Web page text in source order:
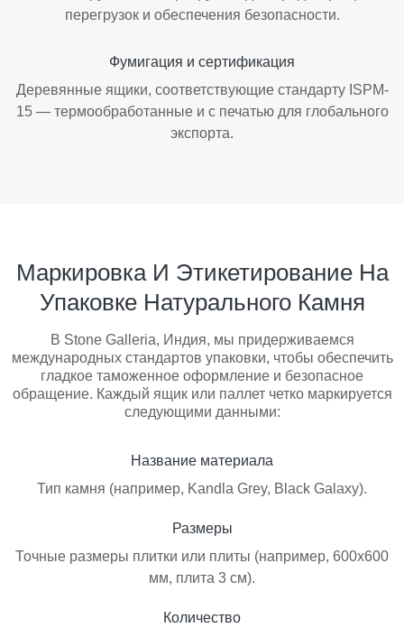
перегрузок и обеспечения безопасности.
Фумигация и сертификация
Деревянные ящики, соответствующие стандарту ISPM-
15 — термообработанные и с печатью для глобального
экспорта.
Маркировка И Этикетирование На
Упаковке Натурального Камня
В Stone Galleria, Индия, мы придерживаемся
международных стандартов упаковки, чтобы обеспечить
гладкое таможенное оформление и безопасное
обращение. Каждый ящик или паллет четко маркируется
следующими данными:
Название материала
Тип камня (например, Kandla Grey, Black Galaxy).
Размеры
Точные размеры плитки или плиты (например, 600x600
мм, плита 3 см).
Количество